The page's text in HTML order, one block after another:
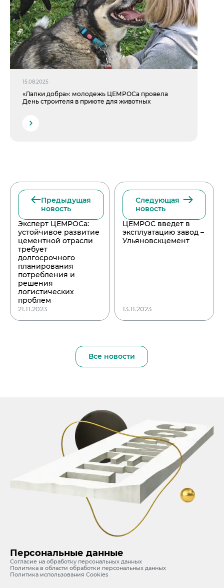
15.08.2025
«Лапки добра»: молодежь ЦЕМРОСа провела
День строителя в приюте для животных
Предыдущая
новость
Эксперт ЦЕМРОСа:
устойчивое развитие
цементной отрасли
требует
долгосрочного
планирования
потребления и
решения
логистических
проблем
21.11.2023
Следующая
новость
ЦЕМРОС введет в
эксплуатацию завод –
Ульяновскцемент
13.11.2023
Все новости
Персональные данные
Согласие на обработку персональных данных
Политика в области обработки персональных данных
Политика использования Cookies